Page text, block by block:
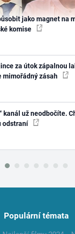
jako magnet na
komise
za útok zápalnou
mimořádný zásah
kanál už neodbočíte.
odstraní
Populární témata